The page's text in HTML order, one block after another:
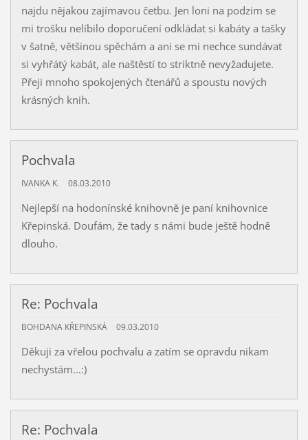
najdu nějakou zajímavou četbu. Jen loni na podzim se
mi trošku nelíbilo doporučení odkládat si kabáty a tašky
v šatně, většinou spěchám a ani se mi nechce sundávat
si vyhřátý kabát, ale naštěstí to striktně nevyžadujete.
Přeji mnoho spokojených čtenářů a spoustu nových
krásných knih.
Pochvala
IVANKA K. 08.03.2010
Nejlepší na hodonínské knihovně je paní knihovnice
Křepinská. Doufám, že tady s námi bude ještě hodně
dlouho.
Re: Pochvala
BOHDANA KŘEPINSKÁ 09.03.2010
Děkuji za vřelou pochvalu a zatím se opravdu nikam
nechystám...:)
Re: Pochvala